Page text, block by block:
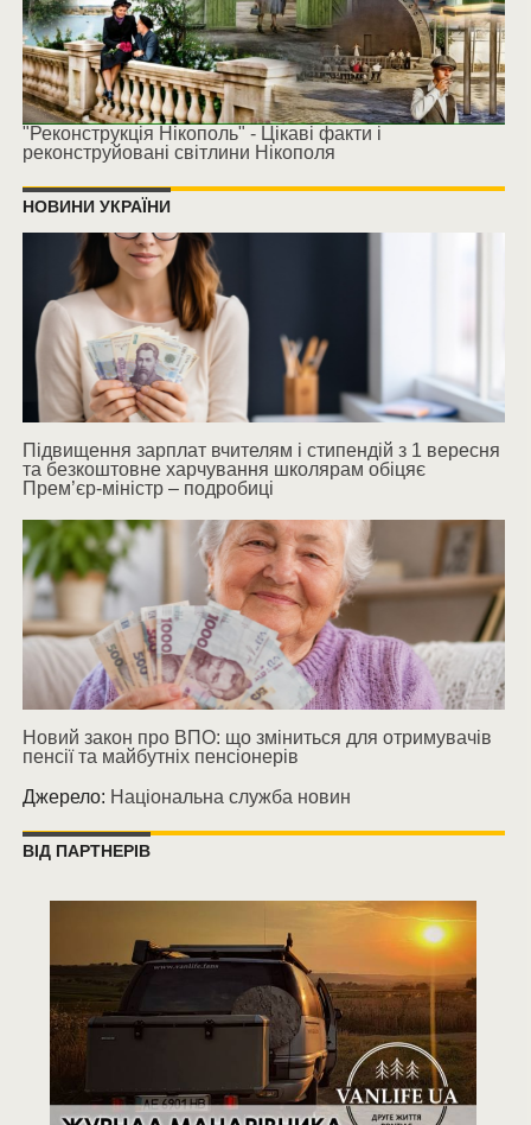
"Реконструкція Нікополь" - Цікаві факти і
реконструйовані світлини Нікополя
НОВИНИ УКРАЇНИ
Підвищення зарплат вчителям і стипендій з 1 вересня
та безкоштовне харчування школярам обіцяє
Прем’єр-міністр – подробиці
Новий закон про ВПО: що зміниться для отримувачів
пенсії та майбутніх пенсіонерів
Джерело: Національна служба новин
ВІД ПАРТНЕРІВ